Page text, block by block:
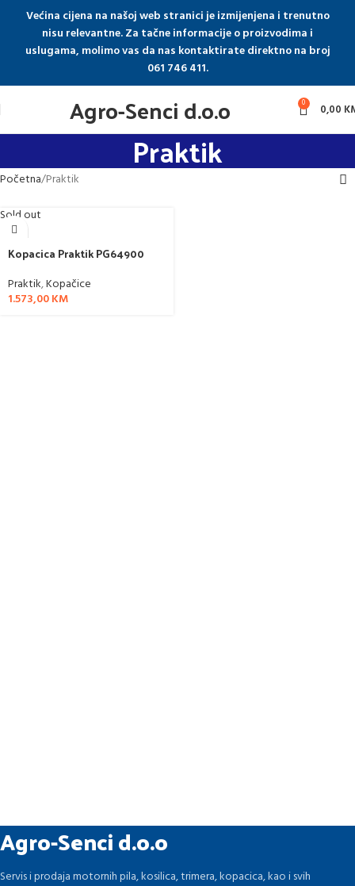
Većina cijena na našoj web stranici je izmijenjena i trenutno
nisu relevantne. Za tačne informacije o proizvodima i
uslugama, molimo vas da nas kontaktirate direktno na broj
061 746 411.
Agro-Senci d.o.o 0 0,00
Praktik
Početna Praktik
Sold out
Kopacica Praktik PG64900
Praktik,Kopačice
1.573,00KM
Agro-Senci d.o.o
Servis i prodaja motornih pila, kosilica, trimera, kopacica, kao i svih